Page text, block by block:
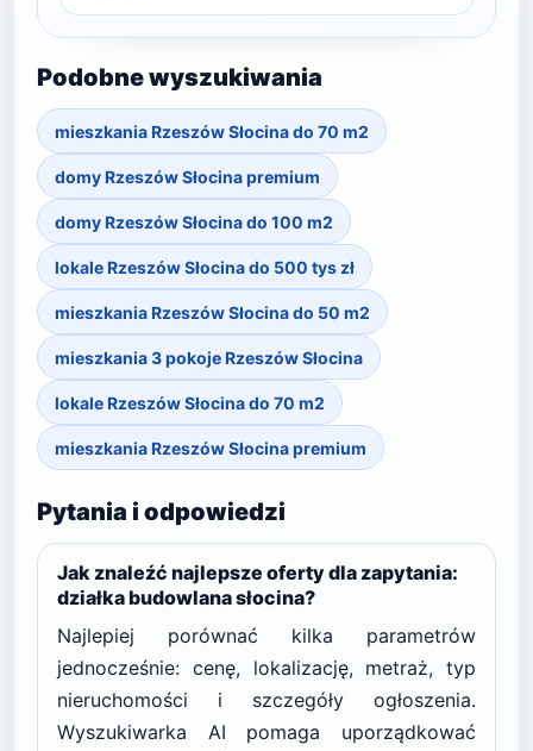
Podobne wyszukiwania
mieszkania Rzeszów Słocina do 70 m2
domy Rzeszów Słocina premium
domy Rzeszów Słocina do 100 m2
lokale Rzeszów Słocina do 500 tys zł
mieszkania Rzeszów Słocina do 50 m2
mieszkania 3 pokoje Rzeszów Słocina
lokale Rzeszów Słocina do 70 m2
mieszkania Rzeszów Słocina premium
Pytania i odpowiedzi
Jak znaleźć najlepsze oferty dla zapytania:
działka budowlana słocina?
Najlepiej porównać kilka parametrów
jednocześnie: cenę, lokalizację, metraż, typ
nieruchomości i szczegóły ogłoszenia.
Wyszukiwarka AI pomaga uporządkować